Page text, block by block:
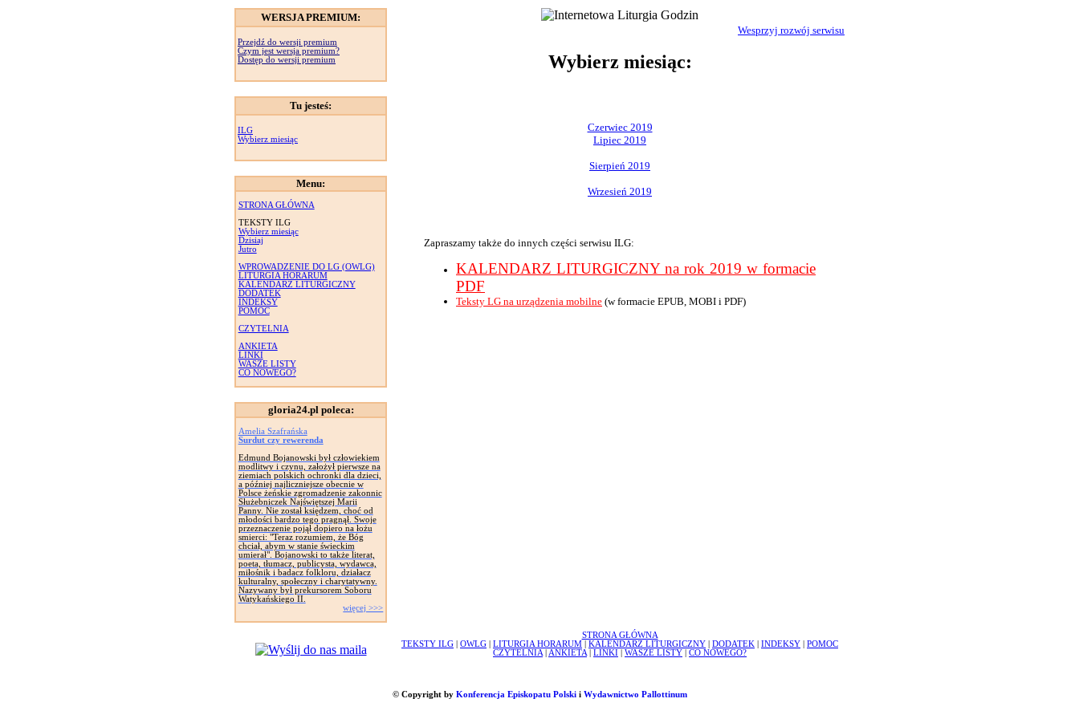
WERSJA PREMIUM:
Przejdź do wersji premium
Czym jest wersja premium?
Dostęp do wersji premium
Tu jesteś:
ILG
Wybierz miesiąc
Menu:
STRONA GŁÓWNA
TEKSTY ILG
Wybierz miesiąc
Dzisiaj
Jutro
WPROWADZENIE DO LG (OWLG)
LITURGIA HORARUM
KALENDARZ LITURGICZNY
DODATEK
INDEKSY
POMOC
CZYTELNIA
ANKIETA
LINKI
WASZE LISTY
CO NOWEGO?
gloria24.pl poleca:
Amelia Szafrańska
Surdut czy rewerenda
Edmund Bojanowski był człowiekiem
modlitwy i czynu, założył pierwsze na
ziemiach polskich ochronki dla dzieci,
a później najliczniejsze obecnie w
Polsce żeńskie zgromadzenie zakonnic
Służebniczek Najświętszej Marii
Panny. Nie został księdzem, choć od
młodości bardzo tego pragnął. Swoje
przeznaczenie pojął dopiero na łożu
smierci: "Teraz rozumiem, że Bóg
chciał, abym w stanie świeckim
umierał". Bojanowski to także literat,
poeta, tłumacz, publicysta, wydawca,
miłośnik i badacz folkloru, działacz
kulturalny, społeczny i charytatywny.
Nazywany był prekursorem Soboru
Watykańskiego II.
więcej >>>
Wesprzyj rozwój serwisu
Wybierz miesiąc:
Czerwiec 2019
Lipiec 2019
Sierpień 2019
Wrzesień 2019
Zapraszamy także do innych części serwisu ILG:
KALENDARZ LITURGICZNY na rok 2019 w formacie
PDF
Teksty LG na urządzenia mobilne (w formacie EPUB, MOBI i PDF)
STRONA GŁÓWNA
TEKSTY ILG
OWLG LITURGIA HORARUM KALENDARZ LITURGICZNY DODATEK INDEKSY
POMOC
CZYTELNIA
ANKIETA LINKI WASZE LISTY CO NOWEGO?
© Copyright by Konferencja Episkopatu Polskii Wydawnictwo Pallottinum